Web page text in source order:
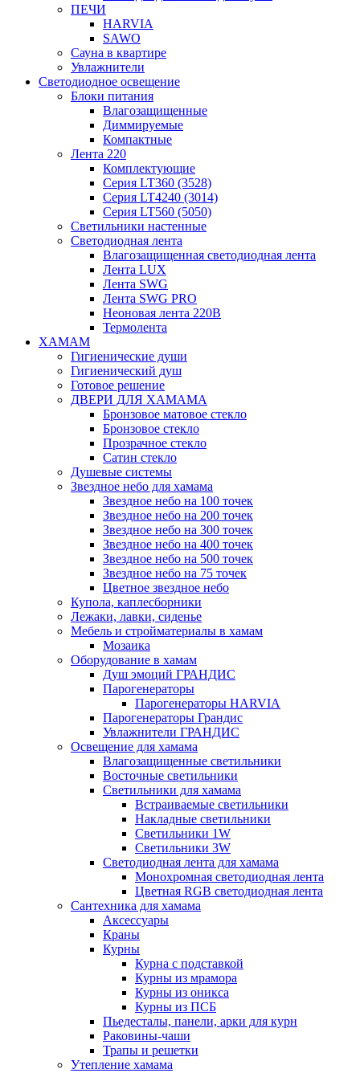
ПЕЧИ
HARVIA
SAWO
Сауна в квартире
Увлажнители
Светодиодное освещение
Блоки питания
Влагозащищенные
Диммируемые
Компактные
Лента 220
Комплектующие
Серия LT360 (3528)
Серия LT4240 (3014)
Серия LT560 (5050)
Светильники настенные
Светодиодная лента
Влагозащищенная светодиодная лента
Лента LUX
Лента SWG
Лента SWG PRO
Неоновая лента 220В
Термолента
ХАМАМ
Гигиенические души
Гигиенический душ
Готовое решение
ДВЕРИ ДЛЯ ХАМАМА
Бронзовое матовое стекло
Бронзовое стекло
Прозрачное стекло
Сатин стекло
Душевые системы
Звездное небо для хамама
Звездное небо на 100 точек
Звездное небо на 200 точек
Звездное небо на 300 точек
Звездное небо на 400 точек
Звездное небо на 500 точек
Звездное небо на 75 точек
Цветное звездное небо
Купола, каплесборники
Лежаки, лавки, сиденье
Мебель и стройматериалы в хамам
Мозаика
Оборудование в хамам
Душ эмоций ГРАНДИС
Парогенераторы
Парогенераторы HARVIA
Парогенераторы Грандис
Увлажнители ГРАНДИС
Освещение для хамама
Влагозащищенные светильники
Восточные светильники
Светильники для хамама
Встраиваемые светильники
Накладные светильники
Светильники 1W
Светильники 3W
Светодиодная лента для хамама
Монохромная светодиодная лента
Цветная RGB светодиодная лента
Сантехника для хамама
Аксессуары
Краны
Курны
Курна с подставкой
Курны из мрамора
Курны из оникса
Курны из ПСБ
Пьедесталы, панели, арки для курн
Раковины-чаши
Трапы и решетки
Утепление хамама